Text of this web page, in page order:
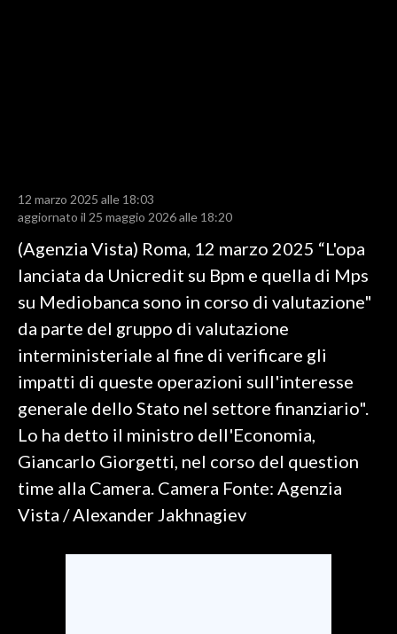
CALCIO REGIONALE
BASKET
VOLLEY
MOTORI
TENNIS
ALTRI SPORT
CULTURA
SPETTACOLI
SALUTE
12 marzo 2025 alle 18:03
aggiornato il 25 maggio 2026 alle 18:20
(Agenzia Vista) Roma, 12 marzo 2025 “L'opa
lanciata da Unicredit su Bpm e quella di Mps
su Mediobanca sono in corso di valutazione"
da parte del gruppo di valutazione
interministeriale al fine di verificare gli
impatti di queste operazioni sull'interesse
generale dello Stato nel settore finanziario".
Lo ha detto il ministro dell'Economia,
Giancarlo Giorgetti, nel corso del question
time alla Camera. Camera Fonte: Agenzia
Vista / Alexander Jakhnagiev